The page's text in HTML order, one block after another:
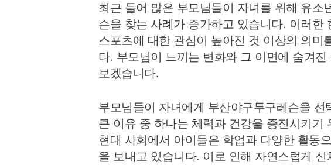
최근 들어 많은 부모님들이 자녀를 위해 유소
슨을 찾는 사례가 증가하고 있습니다. 이러한
스포츠에 대한 관심이 높아진 것 이상의 의미
다. 부모님이 느끼는 변화와 그 이면에 숨겨진
보겠습니다.
부모님들이 자녀에게 부산야구투구레슨을 선
큰 이유 중 하나는 체력과 건강을 증진시키기
현대 사회에서 아이들은 학업과 다양한 활동
을 보내고 있습니다. 이로 인해 자연스럽게 신